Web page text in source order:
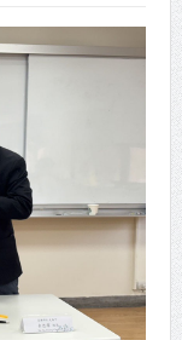
施公共
陳其
同揭幕
小學書